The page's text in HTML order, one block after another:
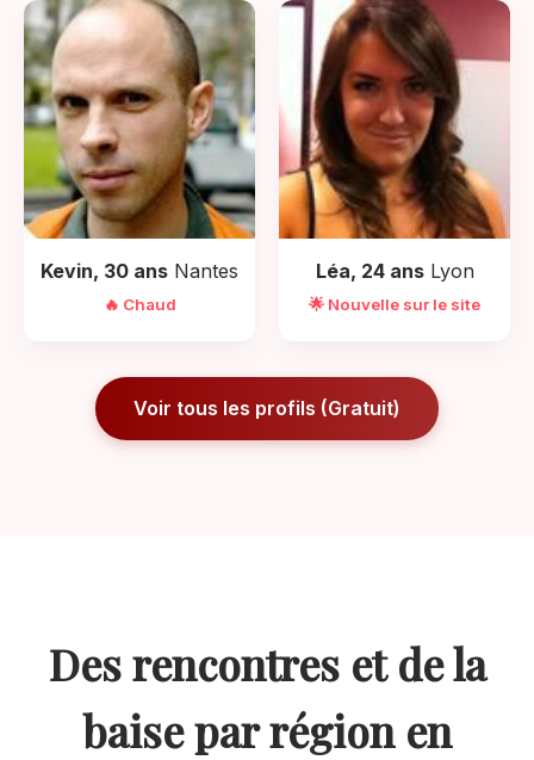
Kevin, 30 ans Nantes
🔥 Chaud
Léa, 24 ans Lyon
🌟 Nouvelle sur le site
Voir tous les profils (Gratuit)
Des rencontres et de la
baise par région en